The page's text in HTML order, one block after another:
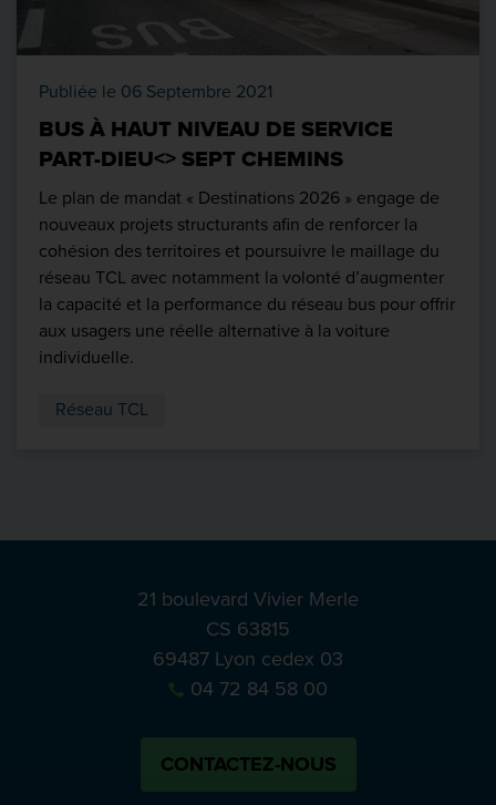
Publiée le 06 Septembre 2021
BUS À HAUT NIVEAU DE SERVICE
PART-DIEU<> SEPT CHEMINS
Le plan de mandat « Destinations 2026 » engage de
nouveaux projets structurants afin de renforcer la
cohésion des territoires et poursuivre le maillage du
réseau TCL avec notamment la volonté d’augmenter
la capacité et la performance du réseau bus pour offrir
aux usagers une réelle alternative à la voiture
individuelle.
Réseau TCL
21 boulevard Vivier Merle
CS 63815
69487 Lyon cedex 03
04 72 84 58 00
CONTACTEZ-NOUS